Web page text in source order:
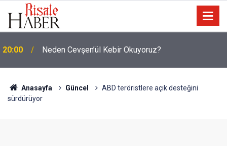
20:00 Neden Cevşen’ül Kebir Okuyoruz?
19:25 Dost Tv Kurucusu Yaşar Erdoğan vefat etti
Anasayfa Güncel
ABD teröristlere açık desteğini
sürdürüyor